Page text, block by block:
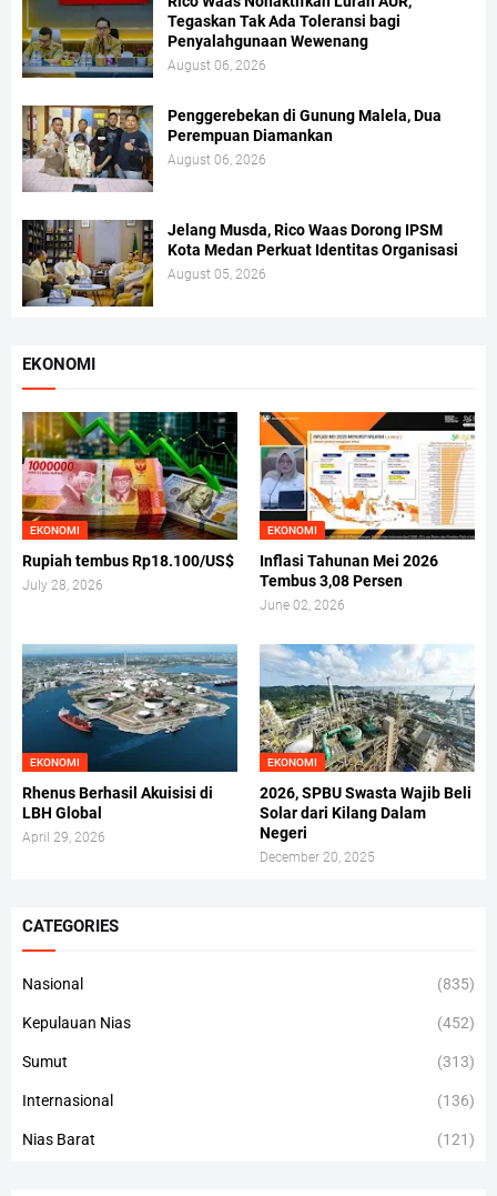
Tegaskan Tak Ada Toleransi bagi
Penyalahgunaan Wewenang
August 06, 2026
Penggerebekan di Gunung Malela, Dua
Perempuan Diamankan
August 06, 2026
Jelang Musda, Rico Waas Dorong IPSM
Kota Medan Perkuat Identitas Organisasi
August 05, 2026
EKONOMI
EKONOMI
Rupiah tembus Rp18.100/US$
July 28, 2026
EKONOMI
Inflasi Tahunan Mei 2026
Tembus 3,08 Persen
June 02, 2026
EKONOMI
Rhenus Berhasil Akuisisi di
LBH Global
April 29, 2026
EKONOMI
2026, SPBU Swasta Wajib Beli
Solar dari Kilang Dalam
Negeri
December 20, 2025
CATEGORIES
Nasional (835)
Kepulauan Nias (452)
Sumut (313)
Internasional (136)
Nias Barat (121)